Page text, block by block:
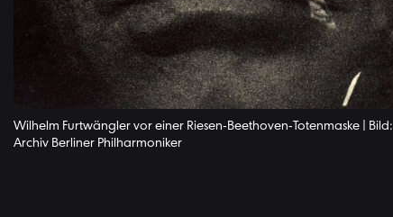
Wilhelm Furtwängler vor einer Riesen-Beethoven-Totenmaske | Bild:
Archiv Berliner Philharmoniker